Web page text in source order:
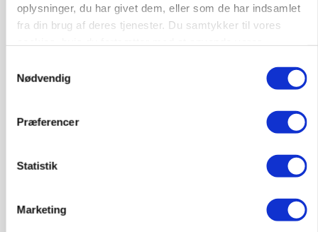
oplysninger, du har givet dem, eller som de har indsamlet
fra din brug af deres tjenester. Du samtykker til vores
Nødvendig
Præferencer
Statistik
Marketing
Godstransport
03. aug.
Medarbejdere til griseproduktion